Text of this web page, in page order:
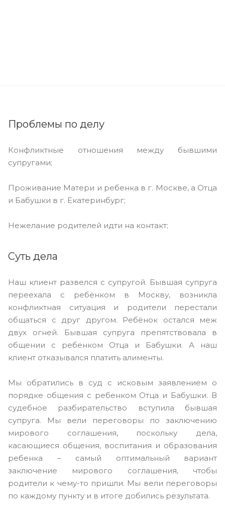
Проблемы по делу
Конфликтные отношения между бывшими
супругами;
Проживание Матери и ребенка в г. Москве, а Отца
и Бабушки в г. Екатеринбург;
Нежелание родителей идти на контакт;
Суть дела
Наш клиент развелся с супругой. Бывшая супруга
переехала с ребёнком в Москву, возникла
конфликтная ситуация и родители перестали
общаться с друг другом. Ребёнок остался меж
двух огней. Бывшая супруга препятствовала в
общении с ребенком Отца и Бабушки. А наш
клиент отказывался платить алименты.
Мы обратились в суд с исковым заявлением о
порядке общения с ребенком Отца и Бабушки. В
судебное разбирательство вступила бывшая
супруга. Мы вели переговоры по заключению
мирового соглашения, поскольку дела,
касающиеся общения, воспитания и образования
ребенка – самый оптимальный вариант
заключение мирового соглашения, чтобы
родители к чему-то пришли. Мы вели переговоры
по каждому пункту и в итоге добились результата.